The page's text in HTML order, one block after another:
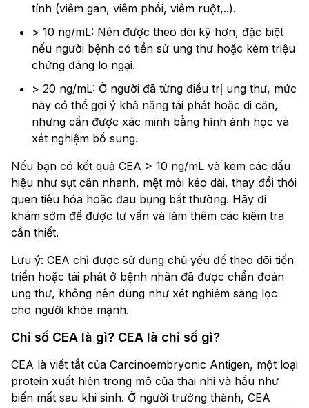
tính (viêm gan, viêm phổi, viêm ruột,..).
> 10 ng/mL: Nên được theo dõi kỹ hơn, đặc biệt
nếu người bệnh có tiền sử ung thư hoặc kèm triệu
chứng đáng lo ngại.
> 20 ng/mL: Ở người đã từng điều trị ung thư, mức
này có thể gợi ý khả năng tái phát hoặc di căn,
nhưng cần được xác minh bằng hình ảnh học và
xét nghiệm bổ sung.
Nếu bạn có kết quả CEA > 10 ng/mL và kèm các dấu
hiệu như sụt cân nhanh, mệt mỏi kéo dài, thay đổi thói
quen tiêu hóa hoặc đau bụng bất thường. Hãy đi
khám sớm để được tư vấn và làm thêm các kiểm tra
cần thiết.
Lưu ý: CEA chỉ được sử dụng chủ yếu để theo dõi tiến
triển hoặc tái phát ở bệnh nhân đã được chẩn đoán
ung thư, không nên dùng như xét nghiệm sàng lọc
cho người khỏe mạnh.
Chỉ số CEA là gì? CEA là chỉ số gì?
CEA là viết tắt của Carcinoembryonic Antigen, một loại
protein xuất hiện trong mô của thai nhi và hầu như
biến mất sau khi sinh. Ở người trưởng thành, CEA